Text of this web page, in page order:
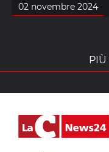
02 novembre 2024
PIÙ